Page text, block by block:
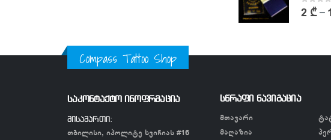
0out
2 ₾–
Compass Tattoo Shop
საკონტაქტო ინოფრმაცია
მისამართი:
თბილისი, იპოლიტე ხვიჩიას #16
სწრაფი ნავიგაცია
მთავარი
მაღაზია